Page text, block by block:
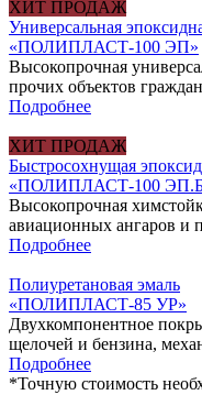
ХИТ ПРОДАЖ
Универсальная
«ПОЛИПЛАСТ-100 ЭП»
Высокопрочная
прочих объектов
Подробнее
ХИТ ПРОДАЖ
Быстросохнущая
«ПОЛИПЛАСТ-100
Высокопрочная
авиационных ангаров и
Подробнее
Полиуретановая эмаль
«ПОЛИПЛАСТ-85 УР»
Двухкомпонентное
щелочей и бензина,
Подробнее
*Точную стоимость